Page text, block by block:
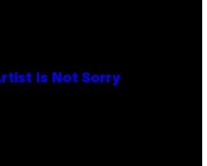
Is Not Sorry